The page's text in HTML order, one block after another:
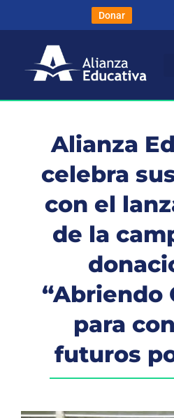
Donar
Alianza
celebra
con el
de la
“Abriendo
para
futuros